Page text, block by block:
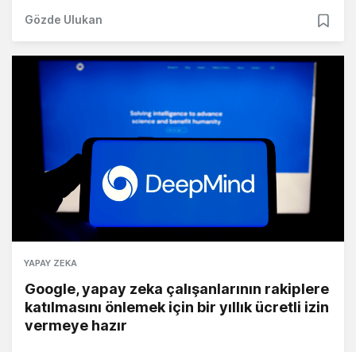
Gözde Ulukan
YAPAY ZEKA
Google, yapay zeka çalışanlarının rakiplere
katılmasını önlemek için bir yıllık ücretli izin
vermeye hazır